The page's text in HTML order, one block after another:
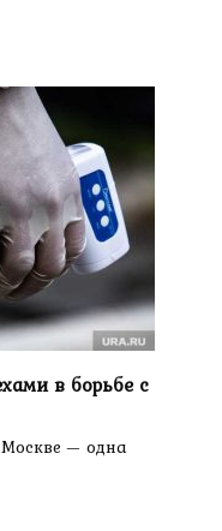
в борьбе с
— одна